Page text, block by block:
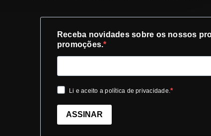
Receba novidades sobre os nossos
promoções.
Li e aceito a política de privacidade.
ASSINAR